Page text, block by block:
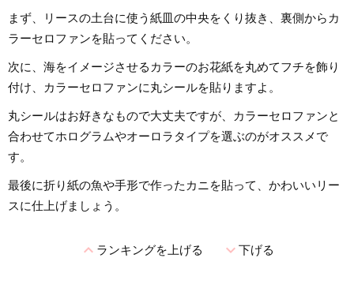
まず、リースの土台に使う紙皿の中央をくり抜き、裏側からカ
ラーセロファンを貼ってください。
次に、海をイメージさせるカラーのお花紙を丸めてフチを飾り
付け、カラーセロファンに丸シールを貼りますよ。
丸シールはお好きなもので大丈夫ですが、カラーセロファンと
合わせてホログラムやオーロラタイプを選ぶのがオススメで
す。
最後に折り紙の魚や手形で作ったカニを貼って、かわいいリー
スに仕上げましょう。
expand_lessランキングを上げる expand_more下げる